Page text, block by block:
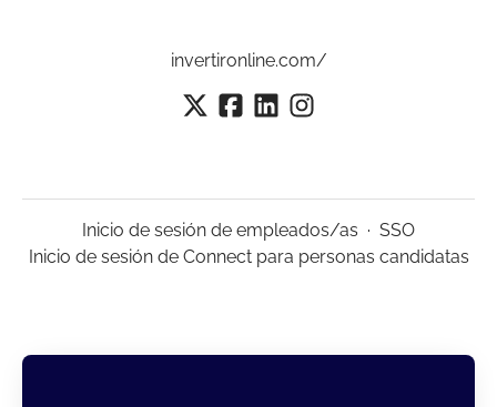
invertironline.com/
Inicio de sesión de empleados/as · SSO
Inicio de sesión de Connect para personas candidatas